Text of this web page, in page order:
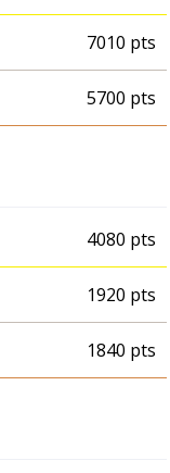
7010 pts
5700 pts
4080 pts
1920 pts
1840 pts